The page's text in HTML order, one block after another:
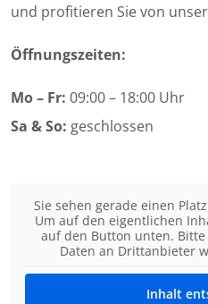
und profitieren Sie von
Öffnungszeiten:
Mo – Fr: 09:00 – 18:00 Uhr
Sa & So: geschlossen
Sie sehen gerade einen
Um auf den eigentlichen
auf den Button unten.
Daten an Drittanbieter
Inhalt